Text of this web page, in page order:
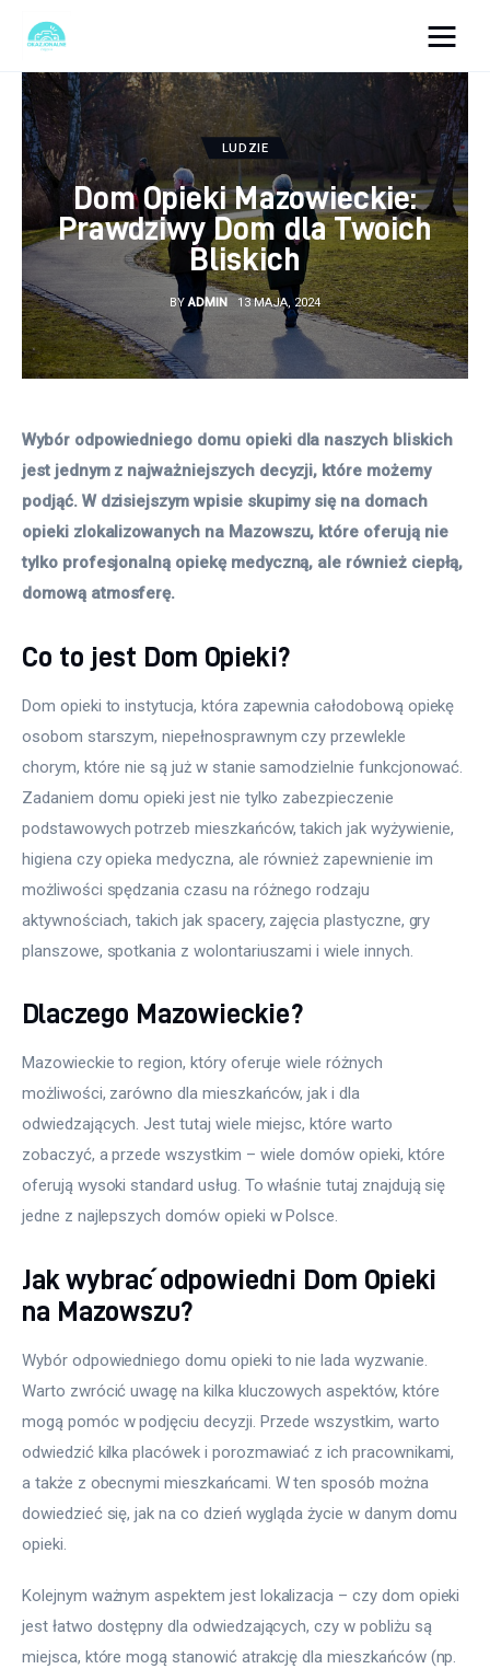
Turystyka
Lifestyle
Dom i ogród
Uroda
Zdrowie
LUDZIE
Dom Opieki Mazowieckie:
Prawdziwy Dom dla Twoich
Bliskich
BY ADMIN 13 MAJA, 2024
Wybór odpowiedniego domu opieki dla naszych bliskich
jest jednym z najważniejszych decyzji, które możemy
podjąć. W dzisiejszym wpisie skupimy się na domach
opieki zlokalizowanych na Mazowszu, które oferują nie
tylko profesjonalną opiekę medyczną, ale również ciepłą,
domową atmosferę.
Co to jest Dom Opieki?
Dom opieki to instytucja, która zapewnia całodobową opiekę
osobom starszym, niepełnosprawnym czy przewlekle
chorym, które nie są już w stanie samodzielnie funkcjonować.
Zadaniem domu opieki jest nie tylko zabezpieczenie
podstawowych potrzeb mieszkańców, takich jak wyżywienie,
higiena czy opieka medyczna, ale również zapewnienie im
możliwości spędzania czasu na różnego rodzaju
aktywnościach, takich jak spacery, zajęcia plastyczne, gry
planszowe, spotkania z wolontariuszami i wiele innych.
Dlaczego Mazowieckie?
Mazowieckie to region, który oferuje wiele różnych
możliwości, zarówno dla mieszkańców, jak i dla
odwiedzających. Jest tutaj wiele miejsc, które warto
zobaczyć, a przede wszystkim – wiele domów opieki, które
oferują wysoki standard usług. To właśnie tutaj znajdują się
jedne z najlepszych domów opieki w Polsce.
Jak wybrać odpowiedni Dom Opieki
na Mazowszu?
Wybór odpowiedniego domu opieki to nie lada wyzwanie.
Warto zwrócić uwagę na kilka kluczowych aspektów, które
mogą pomóc w podjęciu decyzji. Przede wszystkim, warto
odwiedzić kilka placówek i porozmawiać z ich pracownikami,
a także z obecnymi mieszkańcami. W ten sposób można
dowiedzieć się, jak na co dzień wygląda życie w danym domu
opieki.
Kolejnym ważnym aspektem jest lokalizacja – czy dom opieki
jest łatwo dostępny dla odwiedzających, czy w pobliżu są
miejsca, które mogą stanowić atrakcję dla mieszkańców (np.